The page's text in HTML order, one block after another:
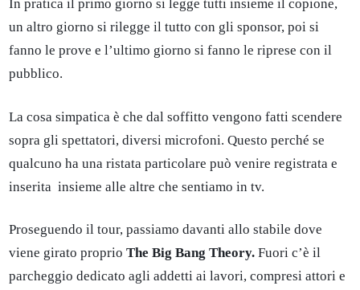
In pratica il primo giorno si legge tutti insieme il copione,
un altro giorno si rilegge il tutto con gli sponsor, poi si
fanno le prove e l’ultimo giorno si fanno le riprese con il
pubblico.
La cosa simpatica è che dal soffitto vengono fatti scendere
sopra gli spettatori, diversi microfoni. Questo perché se
qualcuno ha una ristata particolare può venire registrata e
inserita insieme alle altre che sentiamo in tv.
Proseguendo il tour, passiamo davanti allo stabile dove
viene girato proprio The Big Bang Theory. Fuori c’è il
parcheggio dedicato agli addetti ai lavori, compresi attori e